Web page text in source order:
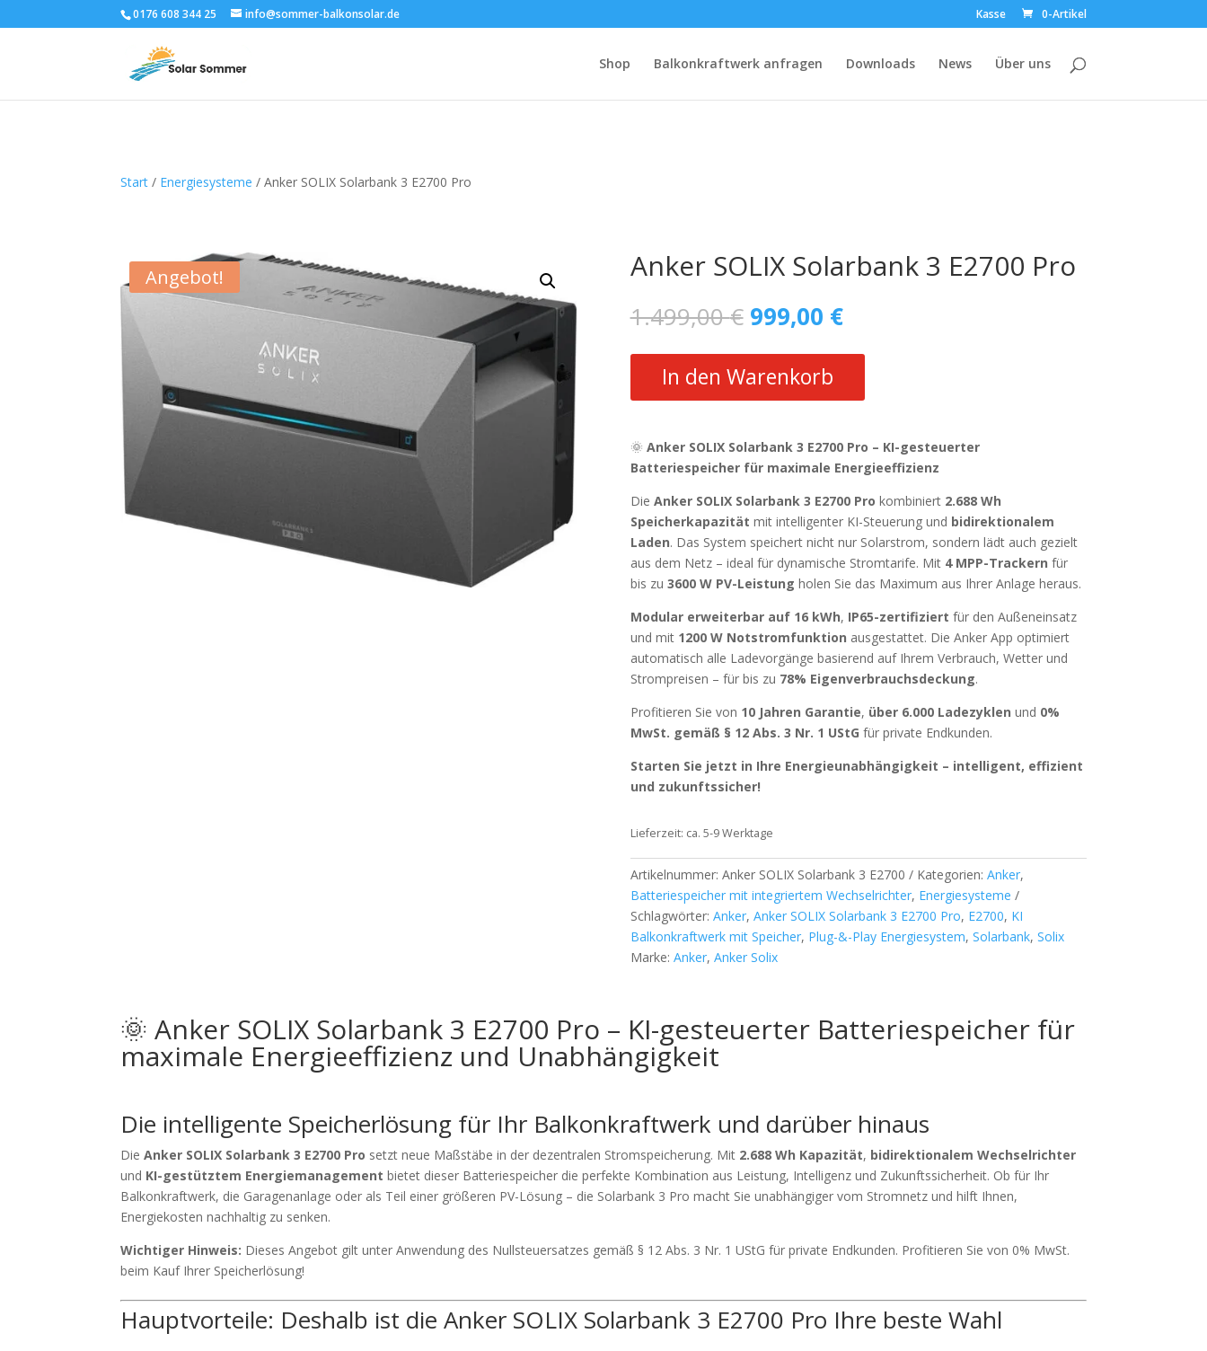
0176 608 344 25 info@sommer-balkonsolar.de Kasse 0-Artikel
Shop Balkonkraftwerk anfragen Downloads News Über uns
Start / Energiesysteme / Anker SOLIX Solarbank 3 E2700 Pro
Angebot! Anker SOLIX Solarbank 3 E2700 Pro
1.499,00€ Ursprünglicher
Preis
war:
1.499,00 €
999,00 €Aktueller
Preis
ist:
In den Warenkorb
🌞 Anker SOLIX Solarbank 3 E2700 Pro – KI-gesteuerter
Batteriespeicher für maximale Energieeffizienz
Die Anker SOLIX Solarbank 3 E2700 Pro kombiniert 2.688 Wh
Speicherkapazität mit intelligenter KI-Steuerung und bidirektionalem
Laden. Das System speichert nicht nur Solarstrom, sondern lädt auch gezielt
aus dem Netz – ideal für dynamische Stromtarife. Mit 4 MPP-Trackern für
bis zu 3600 W PV-Leistung holen Sie das Maximum aus Ihrer Anlage heraus.
Modular erweiterbar auf 16 kWh, IP65-zertifiziert für den Außeneinsatz
und mit 1200 W Notstromfunktion ausgestattet. Die Anker App optimiert
automatisch alle Ladevorgänge basierend auf Ihrem Verbrauch, Wetter und
Strompreisen – für bis zu 78% Eigenverbrauchsdeckung.
Profitieren Sie von 10 Jahren Garantie, über 6.000 Ladezyklen und 0%
MwSt. gemäß § 12 Abs. 3 Nr. 1 UStG für private Endkunden.
Starten Sie jetzt in Ihre Energieunabhängigkeit – intelligent, effizient
und zukunftssicher!
Lieferzeit: ca. 5-9 Werktage
Artikelnummer: Anker SOLIX Solarbank 3 E2700 Kategorien: Anker,
Batteriespeicher mit integriertem Wechselrichter, Energiesysteme
Schlagwörter: Anker, Anker SOLIX Solarbank 3 E2700 Pro, E2700, KI
Balkonkraftwerk mit Speicher, Plug-&-Play Energiesystem, Solarbank, Solix
Marke: Anker, Anker Solix
🌞 Anker SOLIX Solarbank 3 E2700 Pro – KI-gesteuerter Batteriespeicher für
maximale Energieeffizienz und Unabhängigkeit
Die intelligente Speicherlösung für Ihr Balkonkraftwerk und darüber hinaus
DieAnker SOLIX Solarbank 3 E2700 Pro setzt neue Maßstäbe in der dezentralen Stromspeicherung. Mit 2.688 Wh Kapazität, bidirektionalem Wechselrichter
und KI-gestütztem Energiemanagement bietet dieser Batteriespeicher die perfekte Kombination aus Leistung, Intelligenz und Zukunftssicherheit. Ob für Ihr
Balkonkraftwerk, die Garagenanlage oder als Teil einer größeren PV-Lösung – die Solarbank 3 Pro macht Sie unabhängiger vom Stromnetz und hilft Ihnen,
Energiekosten nachhaltig zu senken.
Wichtiger Hinweis: Dieses Angebot gilt unter Anwendung des Nullsteuersatzes gemäß § 12 Abs. 3 Nr. 1 UStG für private Endkunden. Profitieren Sie von 0% MwSt.
beim Kauf Ihrer Speicherlösung!
Hauptvorteile: Deshalb ist die Anker SOLIX Solarbank 3 E2700 Pro Ihre beste Wahl